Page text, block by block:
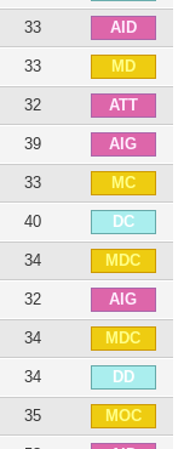
33 AID
33 MD
32 ATT
39 AIG
33 MC
40 DC
34 MDC
32 AIG
34 MDC
34 DD
35 MOC